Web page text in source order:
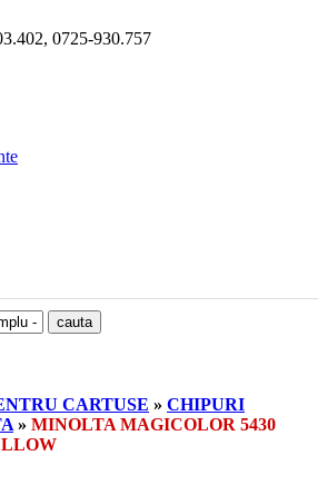
0725-930.757
CARTUSE » CHIPURI
» MINOLTA MAGICOLOR 5430